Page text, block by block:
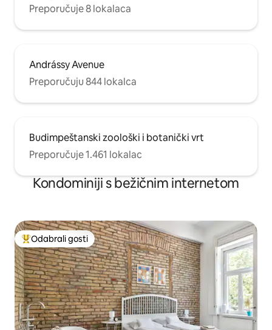
Preporučuje 8 lokalaca
Andrássy Avenue
Preporučuju 844 lokalca
Budimpeštanski zoološki i botanički vrt
Preporučuje 1.461 lokalac
Kondominiji s bežičnim internetom
Među najviše rangiranima s oznakom „Odabrali gosti”
Odabrali gosti